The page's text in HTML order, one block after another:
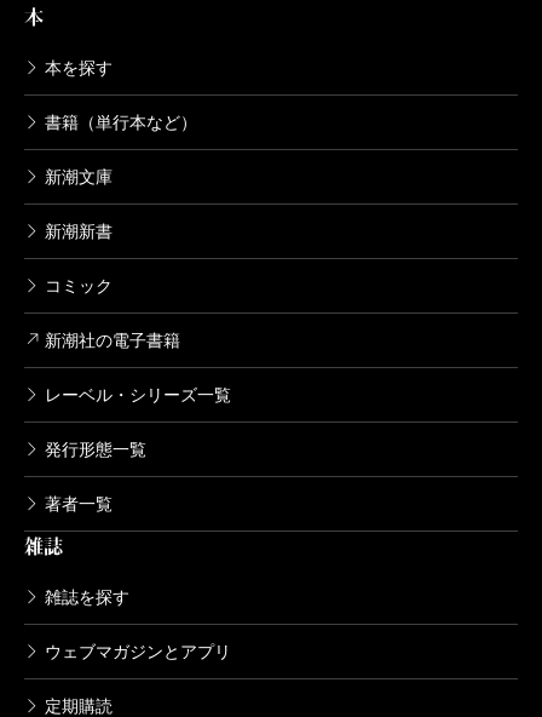
本
本を探す
書籍（単行本など）
新潮文庫
新潮新書
コミック
新潮社の電子書籍
レーベル・シリーズ一覧
発行形態一覧
著者一覧
雑誌
雑誌を探す
ウェブマガジンとアプリ
定期購読